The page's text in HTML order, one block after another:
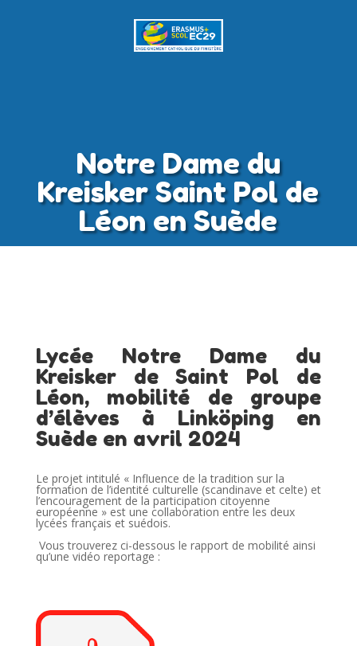
Notre Dame du
Kreisker Saint Pol de
Léon en Suède
Lycée Notre Dame du
Kreisker de Saint Pol de
Léon, mobilité de groupe
d’élèves à Linköping en
Suède en avril 2024
Le projet intitulé « Influence de la tradition sur la
formation de l’identité culturelle (scandinave et celte) et
l’encouragement de la participation citoyenne
européenne » est une collaboration entre les deux
lycées français et suédois.
Vous trouverez ci-dessous le rapport de mobilité ainsi
qu’une vidéo reportage :